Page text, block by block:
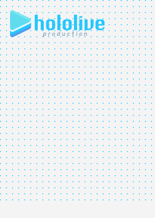
EN
JP